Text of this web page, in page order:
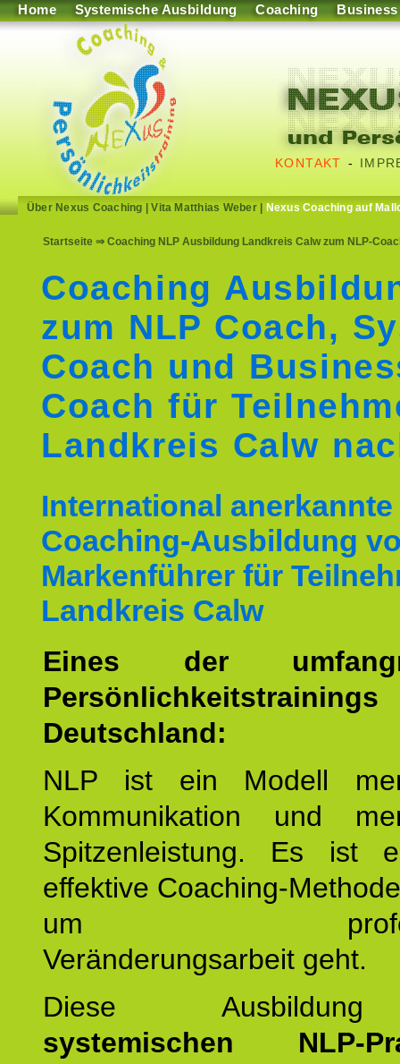
Home Systemische Ausbildung Coaching Business
KONTAKT -
Über Nexus Coaching |Vita Matthias Weber| Nexus Coaching auf
Startseite ⇒ Coaching NLP Ausbildung Landkreis Calw zum NLP-
Coaching
zum NLP Coach,
Coach und
Coach für
Landkreis Calw
International anerkannte
Coaching-Ausbildung
Markenführer für
Landkreis Calw
Eines der
Deutschland:
NLP ist ein Modell
Kommunikation und
Spitzenleistung. Es ist
effektive Coaching-
um
Veränderungsarbeit geht.
Diese
systemischen NLP-